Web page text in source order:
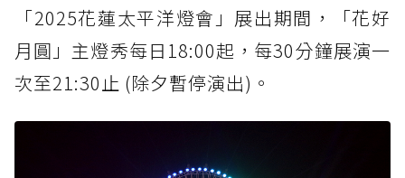
「2025花蓮太平洋燈會」展出期間，「花好
月圓」主燈秀每日18:00起，每30分鐘展演一
次至21:30止 (除夕暫停演出)。